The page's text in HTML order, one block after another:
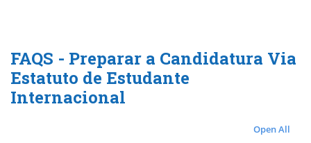
FAQS - Preparar a Candidatura Via
Estatuto de Estudante
Internacional
Open All